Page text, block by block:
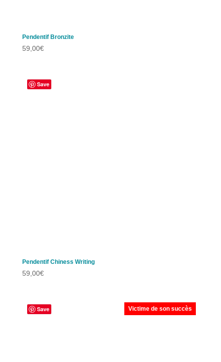
Pendentif Bronzite
59,00€
Save
Pendentif Chiness Writing
59,00€
Save Victime de son succès